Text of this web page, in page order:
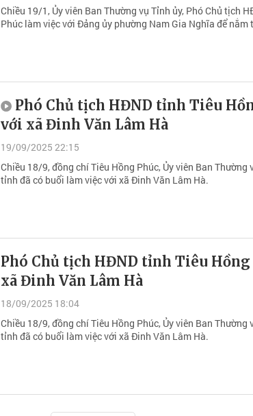
Chiều 19/1, Ủy viên Ban Thường vụ Tỉnh ủy, Phó Chủ tịch
Phúc làm việc với Đảng ủy phường Nam Gia Nghĩa để
Phó Chủ tịch HĐND tỉnh Tiêu
với xã Đinh Văn Lâm Hà
19/09/2025 22:15
Chiều 18/9, đồng chí Tiêu Hồng Phúc, Ủy viên Ban Thường
tỉnh đã có buổi làm việc với xã Đinh Văn Lâm Hà.
Phó Chủ tịch HĐND tỉnh Tiêu
xã Đinh Văn Lâm Hà
18/09/2025 18:04
Chiều 18/9, đồng chí Tiêu Hồng Phúc, Ủy viên Ban Thường
tỉnh đã có buổi làm việc với xã Đinh Văn Lâm Hà.